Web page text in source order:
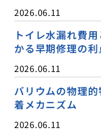
2026.06.11
トイレ水漏れ費
かる早期修理の利
2026.06.11
バリウムの物理
着メカニズム
2026.06.11